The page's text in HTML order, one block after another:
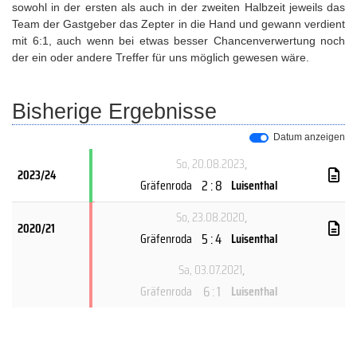
sowohl in der ersten als auch in der zweiten Halbzeit jeweils das
Team der Gastgeber das Zepter in die Hand und gewann verdient
mit 6:1, auch wenn bei etwas besser Chancenverwertung noch
der ein oder andere Treffer für uns möglich gewesen wäre.
Bisherige Ergebnisse
Datum anzeigen
2023/24
So, 20.08.2023,
Gräfenroda 2 : 8 Luisenthal
2020/21
So, 23.08.2020,
Gräfenroda 5 : 4 Luisenthal
Sa, 03.07.2021,
Gräfenroda
6 : 1 Luisenthal